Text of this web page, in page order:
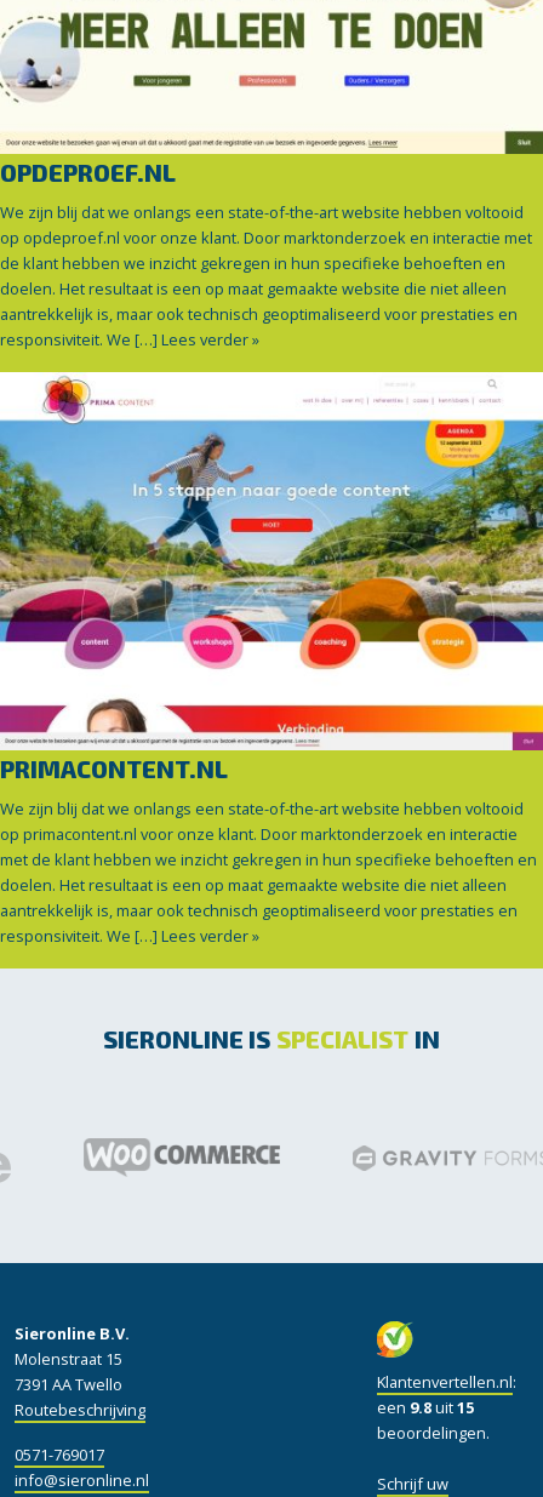
OPDEPROEF.NL
We zijn blij dat we onlangs een state-of-the-art website hebben voltooid
op opdeproef.nl voor onze klant. Door marktonderzoek en interactie met
de klant hebben we inzicht gekregen in hun specifieke behoeften en
doelen. Het resultaat is een op maat gemaakte website die niet alleen
aantrekkelijk is, maar ook technisch geoptimaliseerd voor prestaties en
responsiviteit. We […] Lees verder »
PRIMACONTENT.NL
We zijn blij dat we onlangs een state-of-the-art website hebben voltooid
op primacontent.nl voor onze klant. Door marktonderzoek en interactie
met de klant hebben we inzicht gekregen in hun specifieke behoeften en
doelen. Het resultaat is een op maat gemaakte website die niet alleen
aantrekkelijk is, maar ook technisch geoptimaliseerd voor prestaties en
responsiviteit. We […] Lees verder »
SIERONLINE IS SPECIALIST IN
Klantenvertellen.nl:
een 9.8uit15
beoordelingen.
Schrijf uw
Sieronline B.V.
Molenstraat 15
7391 AA Twello
Routebeschrijving
0571-769017
info@sieronline.nl